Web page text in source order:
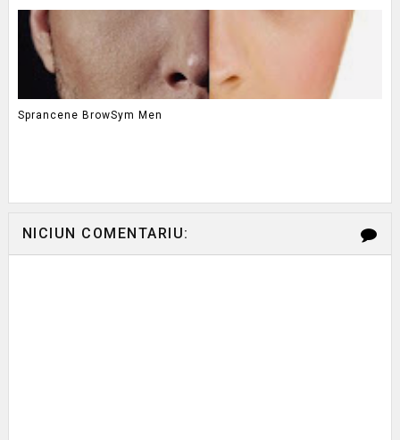
Sprancene BrowSym Men
NICIUN COMENTARIU: